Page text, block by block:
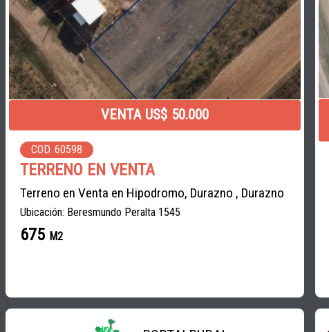
VENTA US$ 50.000
COD. 60598
TERRENO EN VENTA
Terreno en Venta en Hipodromo, Durazno , Durazno
Ubicación: Beresmundo Peralta 1545
675 M2